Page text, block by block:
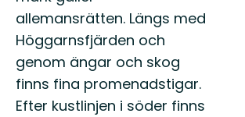
allemansrätten. Längs med
Höggarnsfjärden och
genom ängar och skog
finns fina promenadstigar.
Efter kustlinjen i söder finns